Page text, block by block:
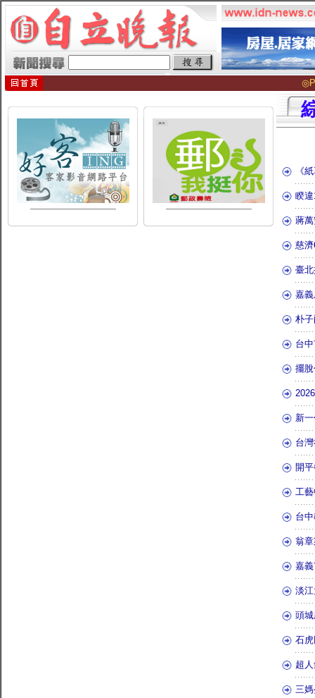
《
睽
蔣
慈
臺
嘉
朴
台
擺
新
台
開
工
台
翁
嘉
淡
頭
石
超
三